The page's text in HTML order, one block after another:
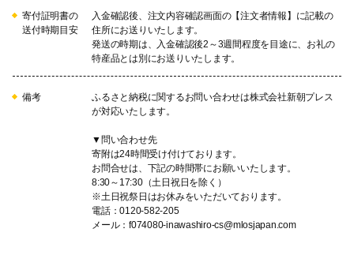
寄付証明書の
送付時期目安
入金確認後、注文内容確認画面の【注文者情報】に記載の
住所にお送りいたします。
発送の時期は、入金確認後2～3週間程度を目途に、お礼の
特産品とは別にお送りいたします。
備考
ふるさと納税に関するお問い合わせは株式会社新朝プレス
が対応いたします。
▼問い合わせ先
寄附は24時間受け付けております。
お問合せは、下記の時間帯にお願いいたします。
8:30～17:30（土日祝日を除く）
※土日祝祭日はお休みをいただいております。
電話：0120-582-205
メール：f074080-inawashiro-cs@mlosjapan.com